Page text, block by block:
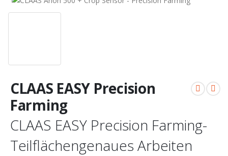
CLAAS EASY Precision
Farming
CLAAS EASY Precision Farming-
Teilflächengenaues Arbeiten